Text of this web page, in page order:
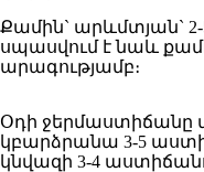
Քամին` արևմտյան`
սպասվում է նաև
արագությամբ։
Օդի ջերմաստիճանը
կբարձրանա 3-5
կնվազի 3-4